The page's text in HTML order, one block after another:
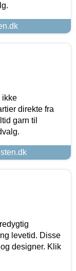
ikke
direkte fra
garn til
levetid. Disse
designer. Klik